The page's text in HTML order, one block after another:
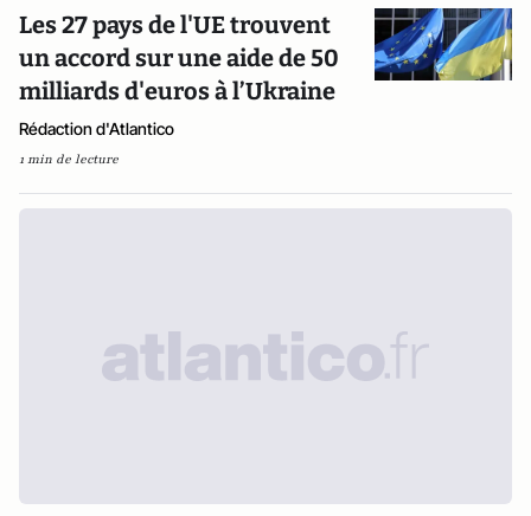
Les 27 pays de l'UE trouvent
un accord sur une aide de 50
milliards d'euros à l’Ukraine
Rédaction d'Atlantico
1 min de lecture